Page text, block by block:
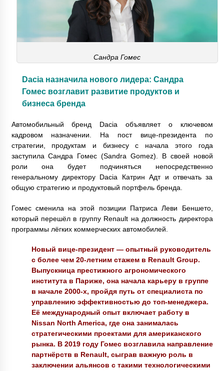
Сандра Гомес
Dacia назначила нового лидера: Сандра
Гомес возглавит развитие продуктов и
бизнеса бренда
Автомобильный бренд Dacia объявляет о ключевом
кадровом назначении. На пост вице-президента по
стратегии, продуктам и бизнесу с начала этого года
заступила Сандра Гомес (Sandra Gomez). В своей новой
роли она будет подчиняться непосредственно
генеральному директору Dacia Катрин Адт и отвечать за
общую стратегию и продуктовый портфель бренда.
Гомес сменила на этой позиции Патриса Леви Беншето,
который перешёл в группу Renault на должность директора
программы лёгких коммерческих автомобилей.
Новый вице-президент — опытный руководитель
с более чем 20-летним стажем в Renault Group.
Выпускница престижного агрономического
института в Париже, она начала карьеру в группе
в начале 2000-х, пройдя путь от специалиста по
управлению эффективностью до топ-менеджера.
Её международный опыт включает работу в
Nissan North America, где она занималась
стратегическими проектами для американского
рынка. В 2019 году Гомес возглавила направление
партнёрств в Renault, сыграв важную роль в
заключении альянсов с такими технологическими